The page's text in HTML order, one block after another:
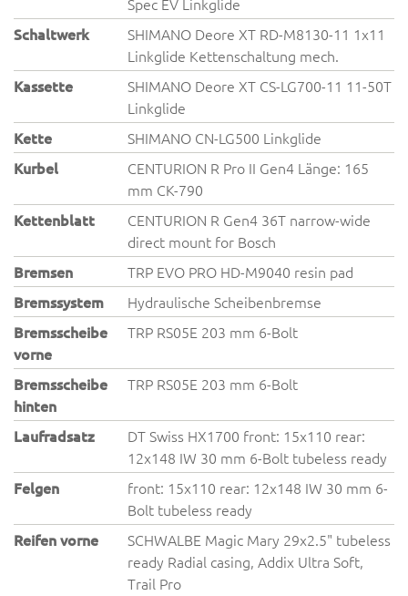
Schaltwerk
SHIMANO Deore XT RD-M8130-11 1x11
Linkglide Kettenschaltung mech.
Kassette
SHIMANO Deore XT CS-LG700-11 11-50T
Linkglide
Kette
SHIMANO CN-LG500 Linkglide
Kurbel
CENTURION R Pro II Gen4 Länge: 165
mm CK-790
Kettenblatt
CENTURION R Gen4 36T narrow-wide
direct mount for Bosch
Bremsen
TRP EVO PRO HD-M9040 resin pad
Bremssystem
Hydraulische Scheibenbremse
Bremsscheibe
vorne
TRP RS05E 203 mm 6-Bolt
Bremsscheibe
hinten
TRP RS05E 203 mm 6-Bolt
Laufradsatz
DT Swiss HX1700 front: 15x110 rear:
12x148 IW 30 mm 6-Bolt tubeless ready
Felgen
front: 15x110 rear: 12x148 IW 30 mm 6-
Bolt tubeless ready
Reifen vorne
SCHWALBE Magic Mary 29x2.5" tubeless
ready Radial casing, Addix Ultra Soft,
Trail Pro